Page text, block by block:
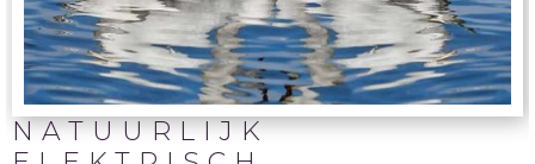
NATUURLIJK